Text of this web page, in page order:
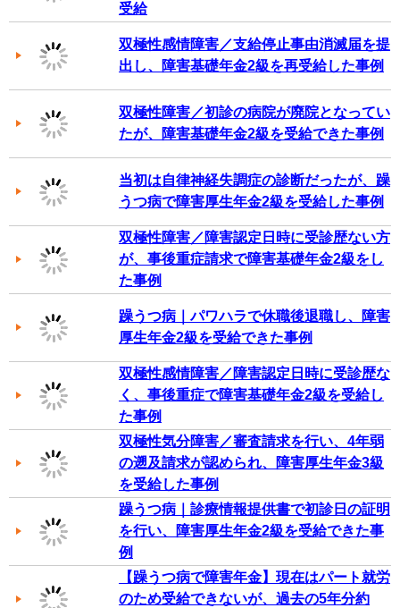
受給
双極性感情障害／支給停止事由消滅届を提
出し、障害基礎年金2級を再受給した事例
双極性障害／初診の病院が廃院となってい
たが、障害基礎年金2級を受給できた事例
当初は自律神経失調症の診断だったが、躁
うつ病で障害厚生年金2級を受給した事例
双極性障害／障害認定日時に受診歴ない方
が、事後重症請求で障害基礎年金2級をし
た事例
躁うつ病｜パワハラで休職後退職し、障害
厚生年金2級を受給できた事例
双極性感情障害／障害認定日時に受診歴な
く、事後重症で障害基礎年金2級を受給し
た事例
双極性気分障害／審査請求を行い、4年弱
の遡及請求が認められ、障害厚生年金3級
を受給した事例
躁うつ病｜診療情報提供書で初診日の証明
を行い、障害厚生年金2級を受給できた事
例
【躁うつ病で障害年金】現在はパート就労
のため受給できないが、過去の5年分約